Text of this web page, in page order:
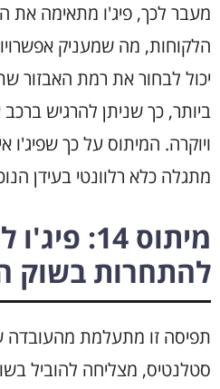
מעבר לכך, פיג'ו מתאימה את
הלקוחות, מה שמעניק
יכול לבחור את רמת האבזור
ביותר, כך שניתן להרגיש
ויוקרה. המיתוס על כך
מתגלה כלא רלוונטי בעידן
מיתוס 14:
להתחרות בשוק
תפיסה זו מתעלמת מהעובדה
סטלנטיס, מצליחה להוביל